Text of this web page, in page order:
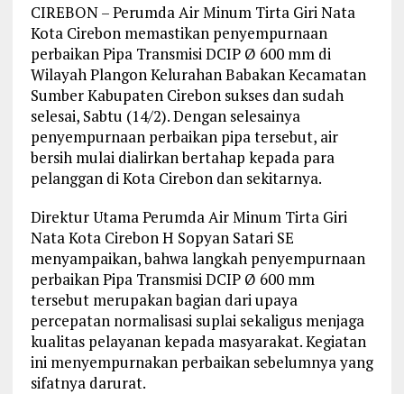
CIREBON – Perumda Air Minum Tirta Giri Nata
Kota Cirebon memastikan penyempurnaan
perbaikan Pipa Transmisi DCIP Ø 600 mm di
Wilayah Plangon Kelurahan Babakan Kecamatan
Sumber Kabupaten Cirebon sukses dan sudah
selesai, Sabtu (14/2). Dengan selesainya
penyempurnaan perbaikan pipa tersebut, air
bersih mulai dialirkan bertahap kepada para
pelanggan di Kota Cirebon dan sekitarnya.
Direktur Utama Perumda Air Minum Tirta Giri
Nata Kota Cirebon H Sopyan Satari SE
menyampaikan, bahwa langkah penyempurnaan
perbaikan Pipa Transmisi DCIP Ø 600 mm
tersebut merupakan bagian dari upaya
percepatan normalisasi suplai sekaligus menjaga
kualitas pelayanan kepada masyarakat. Kegiatan
ini menyempurnakan perbaikan sebelumnya yang
sifatnya darurat.